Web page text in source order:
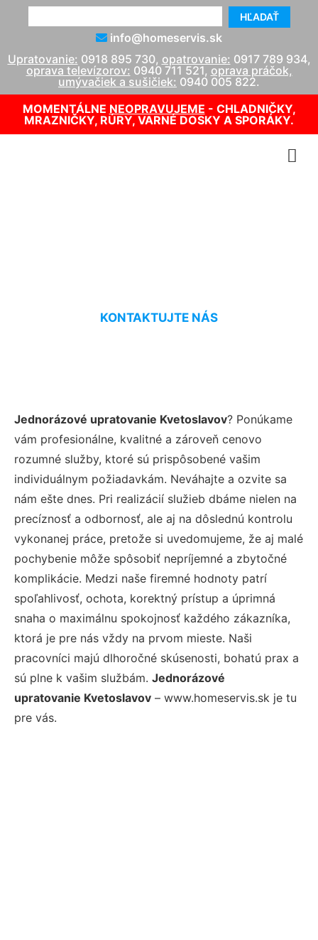
HĽADAŤ
info@homeservis.sk
Upratovanie: 0918 895 730, opatrovanie: 0917 789 934,
oprava televízorov: 0940 711 521, oprava práčok,
umývačiek a sušičiek: 0940 005 822.
MOMENTÁLNE NEOPRAVUJEME - CHLADNIČKY,
MRAZNIČKY, RÚRY, VARNÉ DOSKY A SPORÁKY.
KONTAKTUJTE NÁS
Jednorázové upratovanie Kvetoslavov? Ponúkame
vám profesionálne, kvalitné a zároveň cenovo
rozumné služby, ktoré sú prispôsobené vašim
individuálnym požiadavkám. Neváhajte a ozvite sa
nám ešte dnes. Pri realizácií služieb dbáme nielen na
precíznosť a odbornosť, ale aj na dôslednú kontrolu
vykonanej práce, pretože si uvedomujeme, že aj malé
pochybenie môže spôsobiť nepríjemné a zbytočné
komplikácie. Medzi naše firemné hodnoty patrí
spoľahlivosť, ochota, korektný prístup a úprimná
snaha o maximálnu spokojnosť každého zákazníka,
ktorá je pre nás vždy na prvom mieste. Naši
pracovníci majú dlhoročné skúsenosti, bohatú prax a
sú plne k vašim službám. Jednorázové
upratovanie Kvetoslavov – www.homeservis.sk je tu
pre vás.